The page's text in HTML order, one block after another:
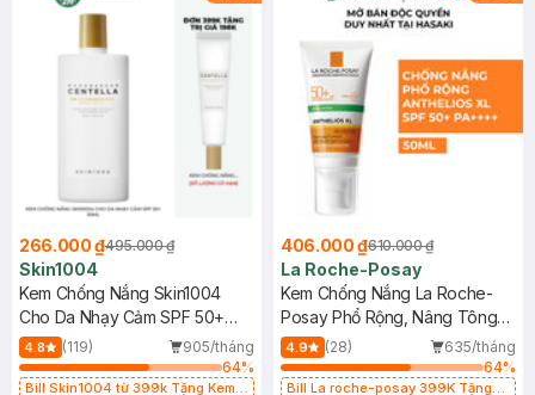
266.000 ₫495.000 ₫
Skin1004
Kem Chống Nắng Skin1004
Cho Da Nhạy Cảm SPF 50+
50ml
4.8 (119)
905/tháng
64%
Bill Skin1004 từ 399k Tặng Kem
406.000 ₫610.000 ₫
La Roche-Posay
Kem Chống Nắng La Roche-
Posay Phổ Rộng, Nâng Tông
Kiềm Dầu 50ml
4.9 (28)
635/tháng
64%
Bill La roche-posay 399K Tặng